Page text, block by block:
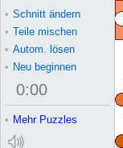
• Schnitt ändern
• Teile mischen
• Autom. lösen
• Neu beginnen
0:00
• Mehr Puzzles